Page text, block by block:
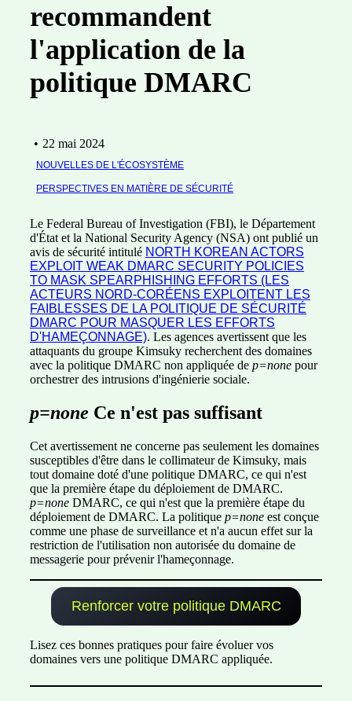
recommandent
l'application de la
politique DMARC
• 22 mai 2024
NOUVELLES DE L'ÉCOSYSTÈME
PERSPECTIVES EN MATIÈRE DE SÉCURITÉ
Le Federal Bureau of Investigation (FBI), le Département
d'État et la National Security Agency (NSA) ont publié un
avis de sécurité intitulé NORTH KOREAN ACTORS
EXPLOIT WEAK DMARC SECURITY POLICIES
TO MASK SPEARPHISHING EFFORTS (LES
ACTEURS NORD-CORÉENS EXPLOITENT LES
FAIBLESSES DE LA POLITIQUE DE SÉCURITÉ
DMARC POUR MASQUER LES EFFORTS
D'HAMEÇONNAGE). Les agences avertissent que les
attaquants du groupe Kimsuky recherchent des domaines
avec la politique DMARC non appliquée de p=none pour
orchestrer des intrusions d'ingénierie sociale.
p=none Ce n'est pas suffisant
Cet avertissement ne concerne pas seulement les domaines
susceptibles d'être dans le collimateur de Kimsuky, mais
tout domaine doté d'une politique DMARC, ce qui n'est
que la première étape du déploiement de DMARC.
p=none DMARC, ce qui n'est que la première étape du
déploiement de DMARC. La politique p=none est conçue
comme une phase de surveillance et n'a aucun effet sur la
restriction de l'utilisation non autorisée du domaine de
messagerie pour prévenir l'hameçonnage.
Renforcer votre politique DMARC
Lisez ces bonnes pratiques pour faire évoluer vos
domaines vers une politique DMARC appliquée.